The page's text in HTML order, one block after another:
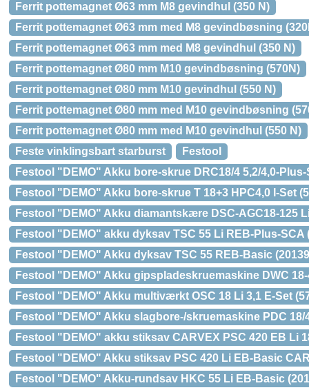
Ferrit pottemagnet Ø63 mm M8 gevindhul (350 N)
Ferrit pottemagnet Ø63 mm med M8 gevindbøsning
Ferrit pottemagnet Ø63 mm med M8 gevindhul (350 N)
Ferrit pottemagnet Ø80 mm M10 gevindbøsning (570N)
Ferrit pottemagnet Ø80 mm M10 gevindhul (550 N)
Ferrit pottemagnet Ø80 mm med M10 gevindbøsning
Ferrit pottemagnet Ø80 mm med M10 gevindhul (550 N)
Feste vinklingsbart starburst
Festool
Festool "DEMO" Akku bore-skrue DRC18/4 5,2/4,0-Plus-
Festool "DEMO" Akku bore-skrue T 18+3 HPC4,0 I-Set
Festool "DEMO" Akku diamantskære DSC-AGC18-125
Festool "DEMO" akku dyksav TSC 55 Li REB-Plus-SCA
Festool "DEMO" Akku dyksav TSC 55 REB-Basic
Festool "DEMO" Akku gipspladeskruemaskine DWC
Festool "DEMO" Akku multiværkt OSC 18 Li 3,1 E-Set
Festool "DEMO" Akku slagbore-/skruemaskine PDC 18/
Festool "DEMO" akku stiksav CARVEX PSC 420 EB Li
Festool "DEMO" Akku stiksav PSC 420 Li EB-Basic
Festool "DEMO" Akku-rundsav HKC 55 Li EB-Basic